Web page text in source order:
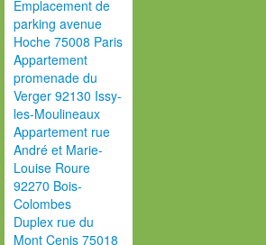
Emplacement de
parking avenue
Hoche 75008 Paris
Appartement
promenade du
Verger 92130 Issy-
les-Moulineaux
Appartement rue
André et Marie-
Louise Roure
92270 Bois-
Colombes
Duplex rue du
Mont Cenis 75018